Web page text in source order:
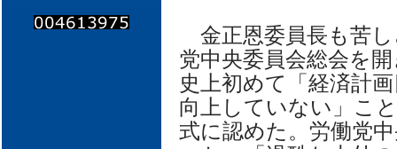
金正恩委員長も苦
党中央委員会総会を
史上初めて「経済計
向上していない」こ
式に認めた。労働党